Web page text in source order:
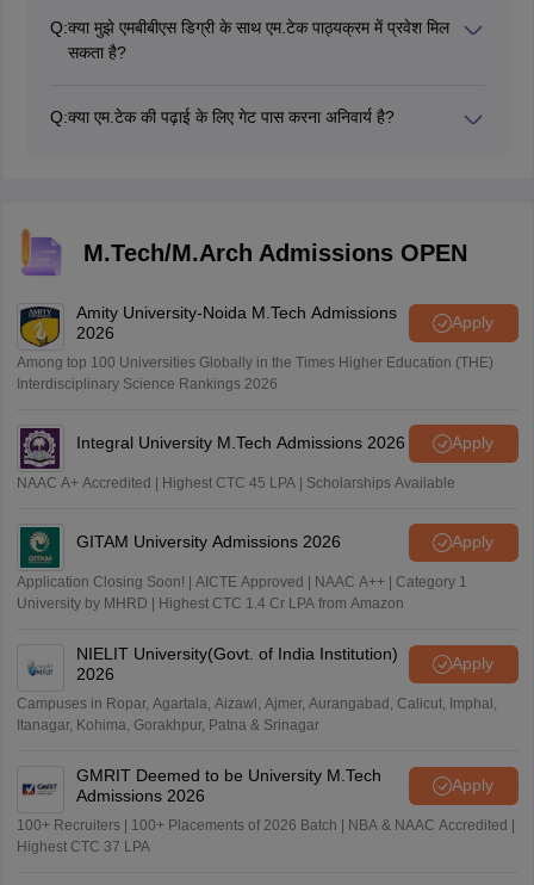
Q:क्या मुझे एमबीबीएस डिग्री के साथ एम.टेक पाठ्यक्रम में प्रवेश मिल
सकता है?
उम्मीदवार कुछ आईआईटी में एम.टेक में सीधे प्रवेश के लिए पात्र है।
Q:क्या एम.टेक की पढ़ाई के लिए गेट पास करना अनिवार्य है?
M.Tech/M.Arch Admissions OPEN
Amity University-Noida M.Tech Admissions
2026
Apply
Among top 100 Universities Globally in the Times Higher Education (THE)
Interdisciplinary Science Rankings 2026
Integral University M.Tech Admissions 2026 Apply
NAAC A+ Accredited | Highest CTC 45 LPA | Scholarships Available
GITAM University Admissions 2026 Apply
Application Closing Soon! | AICTE Approved | NAAC A++ | Category 1
University by MHRD | Highest CTC 1.4 Cr LPA from Amazon
NIELIT University(Govt. of India Institution)
2026
Apply
Campuses in Ropar, Agartala, Aizawl, Ajmer, Aurangabad, Calicut, Imphal,
Itanagar, Kohima, Gorakhpur, Patna & Srinagar
GMRIT Deemed to be University M.Tech
Admissions 2026
Apply
100+ Recruiters | 100+ Placements of 2026 Batch | NBA & NAAC Accredited |
Highest CTC 37 LPA